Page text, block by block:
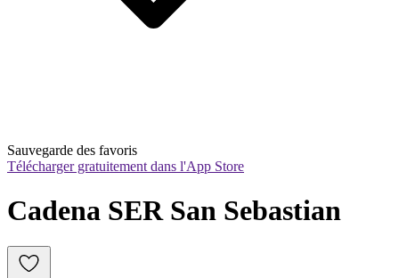
Sauvegarde des favoris
Télécharger gratuitement dans l'App Store
Cadena SER San Sebastian